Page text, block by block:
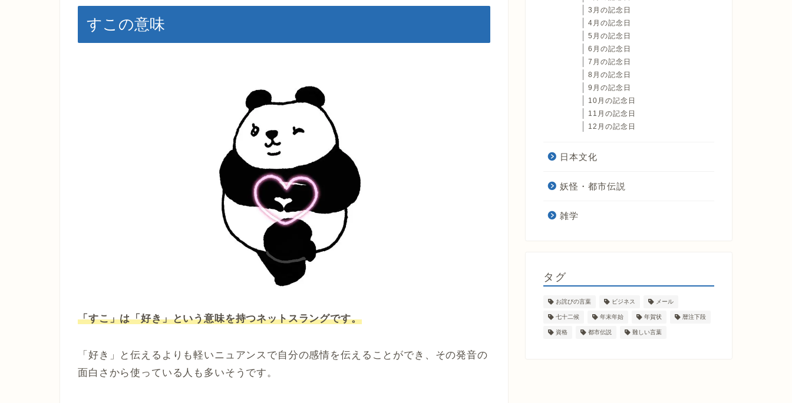
すこの意味
「すこ」は「好き」という意味を持つネットスラングです。
「好き」と伝えるよりも軽いニュアンスで自分の感情を伝えることができ、その発音の
面白さから使っている人も多いそうです。
3月の記念日
4月の記念日
5月の記念日
6月の記念日
7月の記念日
8月の記念日
9月の記念日
10月の記念日
11月の記念日
12月の記念日
日本文化
妖怪・都市伝説
雑学
タグ
お詫びの言葉 ビジネス メール
七十二候 年末年始 年賀状 暦注下段
資格 都市伝説 難しい言葉